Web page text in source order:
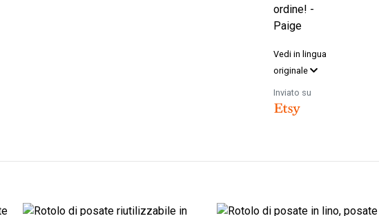
ordine! -
Paige
Vedi in lingua
originale
Inviato su